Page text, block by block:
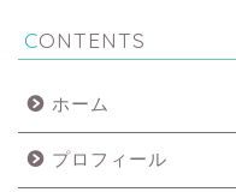
CONTENTS
ホーム
プロフィール